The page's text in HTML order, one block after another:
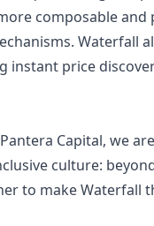
composable
Waterfall
instant price
Capital, we
culture:
to make Waterfall